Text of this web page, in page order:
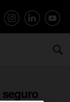
seguro